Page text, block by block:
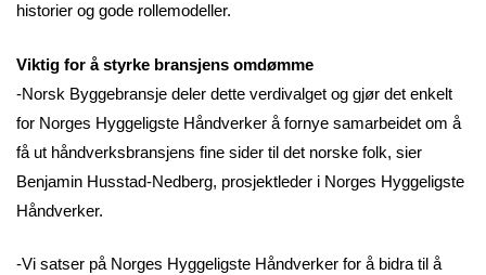
historier og gode rollemodeller.
Viktig for å styrke bransjens omdømme
-Norsk Byggebransje deler dette verdivalget og gjør det enkelt
for Norges Hyggeligste Håndverker å fornye samarbeidet om å
få ut håndverksbransjens fine sider til det norske folk, sier
Benjamin Husstad-Nedberg, prosjektleder i Norges Hyggeligste
Håndverker.
-Vi satser på Norges Hyggeligste Håndverker for å bidra til å